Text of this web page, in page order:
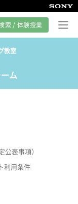
索 / 体験授業
教室
ム
公表事項）
利用条件